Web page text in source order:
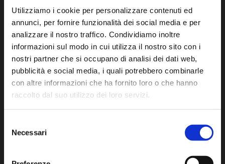
Utilizziamo i cookie per personalizzare contenuti ed
annunci, per fornire funzionalità dei social media e per
analizzare il nostro traffico. Condividiamo inoltre
informazioni sul modo in cui utilizza il nostro sito con i
nostri partner che si occupano di analisi dei dati web,
pubblicità e social media, i quali potrebbero combinarle
con altre informazioni che ha fornito loro o che hanno
raccolto dal suo utilizzo dei loro servizi.
delNecessari
Die Gruppe von Technikern und Spezialisten, die das
Validierungsteam von AM Instruments bilden, ist in
der Lage, eine breite Palette von Dienstleistungen
anzubieten, darunter nicht nur die Validierung von
HVAC- und LAF-Systemen, sondern auch von
Autoklaven, Öfen und Entpyrogenisierungstunneln.
Zu den Tätigkeiten des Teams gehören die Kalibrierung
und Funktionsprüfung kritischer Messgeräte für Demi-,
Die Erstellung von DQ-, IQ-, OQ-, PQ-, FAT-, SAT-
Branchenvorschriften wird von Fachleuten durchgeführt,